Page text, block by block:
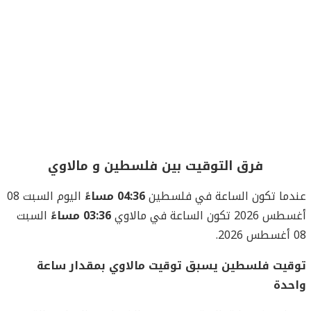
فرق التوقيت بين فلسطين و مالاوي
عندما تكون الساعة في فلسطين04:36 مساءً
اليوم السبت 08
أغسطس 2026 تكون الساعة في مالاوي
03:36 مساءً
السبت
08 أغسطس 2026.
توقيت فلسطين يسبق توقيت مالاوي بمقدار ساعة
واحدة